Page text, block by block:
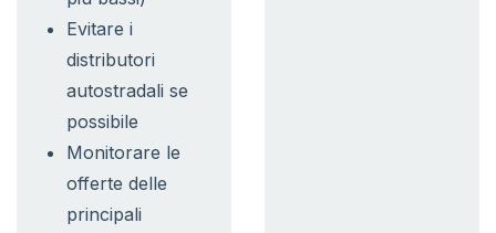
Evitare i
distributori
autostradali se
possibile
Monitorare le
offerte delle
principali